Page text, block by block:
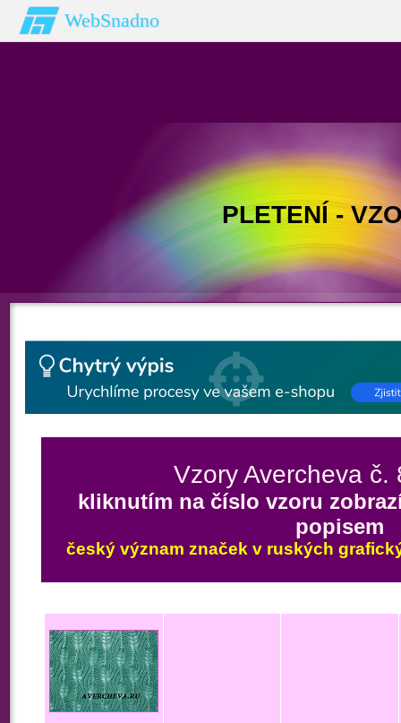
WebSnadno
PLETENÍ -
Vzory Avercheva č.
kliknutím na číslo vzoru
popisem
český význam značek v ruských